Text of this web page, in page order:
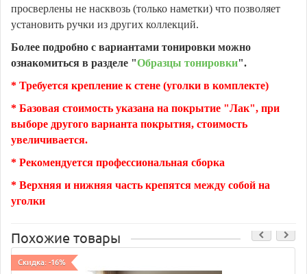
просверлены не насквозь (только наметки) что позволяет
установить ручки из других коллекций.
Более подробно с вариантами тонировки можно
ознакомиться в разделе "Образцы тонировки".
* Требуется крепление к стене (уголки в комплекте)
* Базовая стоимость указана на покрытие "Лак", при
выборе другого варианта покрытия, стоимость
увеличивается.
* Рекомендуется профессиональная сборка
* Верхняя и нижняя часть крепятся между собой на
уголки
Похожие товары
Скидка: -16%